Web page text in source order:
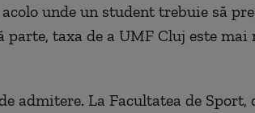
unde un student trebuie să
parte, taxa de a UMF Cluj este mai
admitere. La Facultatea de Sport,